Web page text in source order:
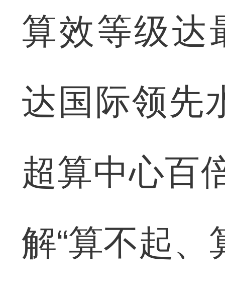
算效等级达
达国际领先
超算中心百
解“算不起、